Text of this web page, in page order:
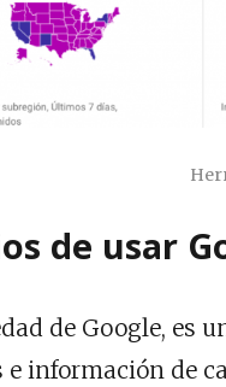
de usar
de Google, es
e información de